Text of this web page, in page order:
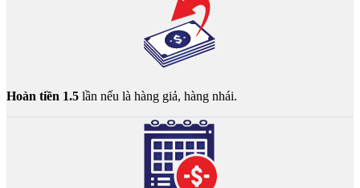
Hoàn tiền 1.5 lần nếu là hàng giả, hàng nhái.